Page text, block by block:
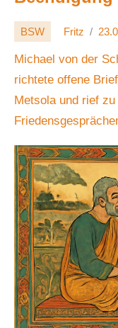
🕊️🤝
BSW Fritz
Michael von der
richtete offene
Metsola und rief